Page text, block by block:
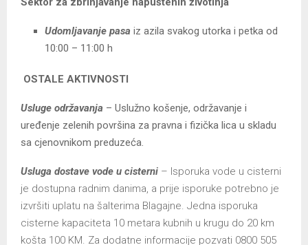
Udomljavanje pasa iz azila svakog utorka i petka od
10:00 – 11:00 h
OSTALE AKTIVNOSTI
Usluge održavanja – Uslužno košenje, održavanje i
uređenje zelenih površina za pravna i fizička lica u skladu
sa cjenovnikom preduzeća.
Usluga dostave vode u cisterni – Isporuka vode u cisterni
je dostupna radnim danima, a prije isporuke potrebno je
izvršiti uplatu na šalterima Blagajne. Jedna isporuka
cisterne kapaciteta 10 metara kubnih u krugu do 20 km
košta 100 KM. Za dodatne informacije pozvati 0800 505